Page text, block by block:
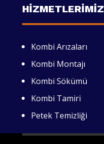
HİZMETLERİMİZ
Kombi Arızaları
Kombi Montajı
Kombi Sökümü
Kombi Tamiri
Petek Temizliği